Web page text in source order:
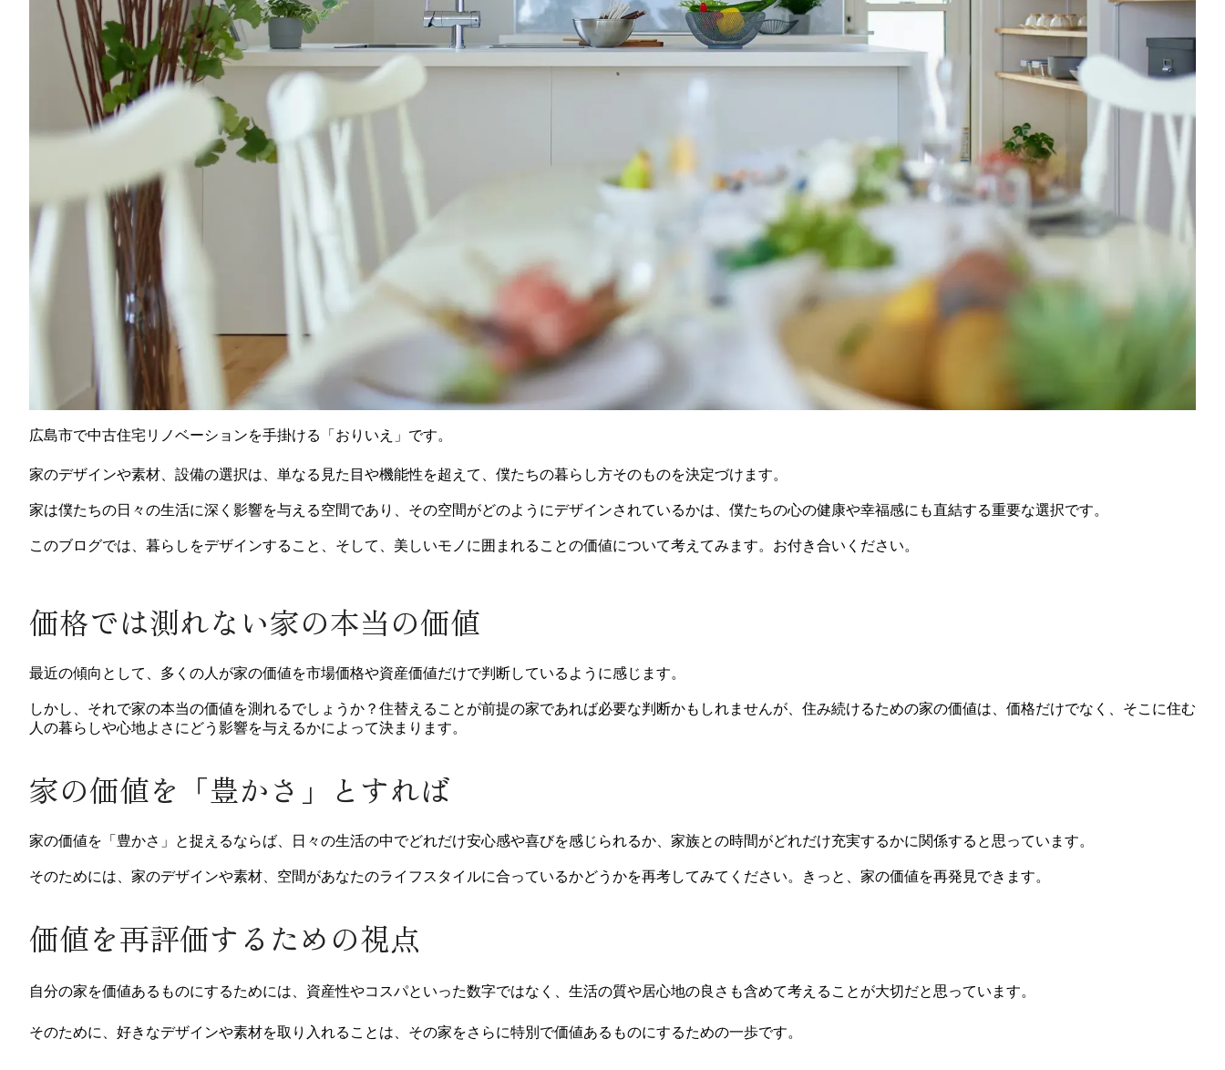
広島市で中古住宅リノベーションを手掛ける「おりいえ」です。
家のデザインや素材、設備の選択は、単なる見た目や機能性を超えて、僕たちの暮らし方そのものを決定づけます。
家は僕たちの日々の生活に深く影響を与える空間であり、その空間がどのようにデザインされているかは、僕たちの心の健康や幸福感にも直結する重要な選択です。
このブログでは、暮らしをデザインすること、そして、美しいモノに囲まれることの価値について考えてみます。お付き合いください。
価格では測れない家の本当の価値
最近の傾向として、多くの人が家の価値を市場価格や資産価値だけで判断しているように感じます。
しかし、それで家の本当の価値を測れるでしょうか？住替えることが前提の家であれば必要な判断かもしれませんが、住み続けるための家の価値は、価格だけでなく、そこに住む
人の暮らしや心地よさにどう影響を与えるかによって決まります。
家の価値を「豊かさ」とすれば
家の価値を「豊かさ」と捉えるならば、日々の生活の中でどれだけ安心感や喜びを感じられるか、家族との時間がどれだけ充実するかに関係すると思っています。
そのためには、家のデザインや素材、空間があなたのライフスタイルに合っているかどうかを再考してみてください。きっと、家の価値を再発見できます。
価値を再評価するための視点
自分の家を価値あるものにするためには、資産性やコスパといった数字ではなく、生活の質や居心地の良さも含めて考えることが大切だと思っています。
そのために、好きなデザインや素材を取り入れることは、その家をさらに特別で価値あるものにするための一歩です。